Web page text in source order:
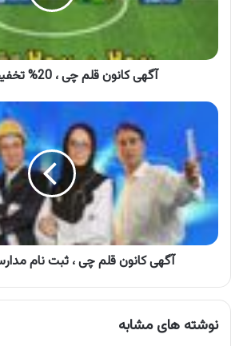
آگهی کانون قلم چی ، 20% تخفیف تابستان
آگهی
چی
ثبت
نام
مدارس
سرای
آگهی کانون قلم چی ، ثبت نام
نوشته های مشابه